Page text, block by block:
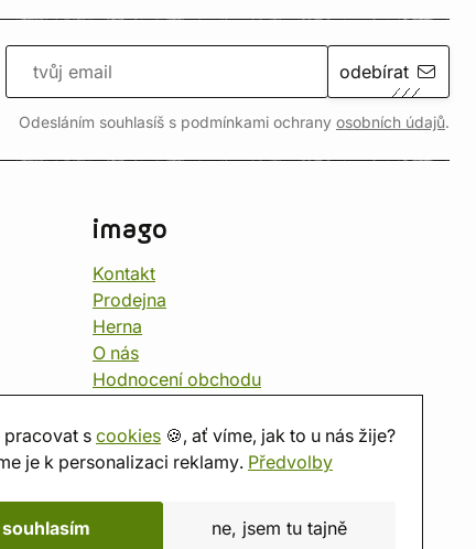
pracovat s cookies 🍪, ať víme, jak to u nás žije?
je k personalizaci reklamy. Předvolby
souhlasím ne, jsem tu tajně
odebírat
Odesláním souhlasíš s podmínkami ochrany osobních údajů.
imago
Kontakt
Prodejna
Herna
O nás
Hodnocení obchodu
Kalendář
imago.blog